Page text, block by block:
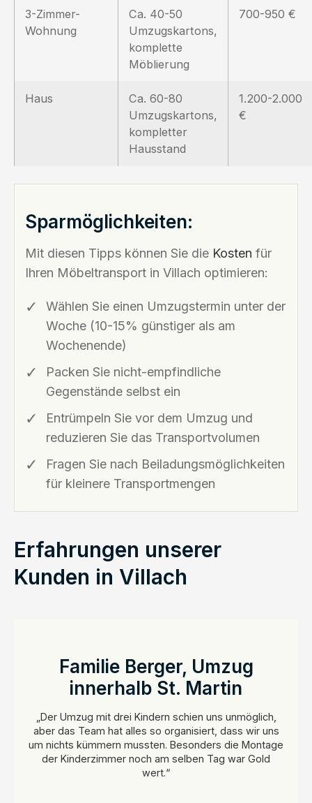
3-Zimmer-
Wohnung
Ca. 40-50
Umzugskartons,
komplette
Möblierung
700-950 €
Haus
Ca. 60-80
Umzugskartons,
kompletter
Hausstand
1.200-2.000
€
Sparmöglichkeiten:
Mit diesen Tipps können Sie die Kosten für
Ihren Möbeltransport in Villach optimieren:
Wählen Sie einen Umzugstermin unter der
Woche (10-15% günstiger als am
Wochenende)
Packen Sie nicht-empfindliche
Gegenstände selbst ein
Entrümpeln Sie vor dem Umzug und
reduzieren Sie das Transportvolumen
Fragen Sie nach Beiladungsmöglichkeiten
für kleinere Transportmengen
Erfahrungen unserer
Kunden in Villach
Familie Berger, Umzug
innerhalb St. Martin
„Der Umzug mit drei Kindern schien uns unmöglich,
aber das Team hat alles so organisiert, dass wir uns
um nichts kümmern mussten. Besonders die Montage
der Kinderzimmer noch am selben Tag war Gold
wert.“